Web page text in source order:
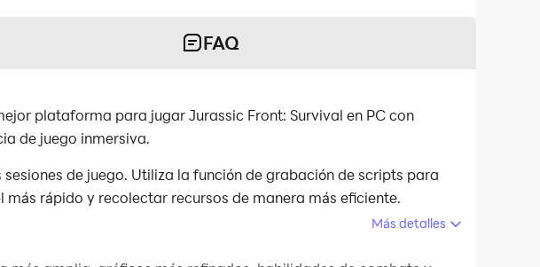
FAQ
plataforma para jugar Jurassic Front: Survival en PC con
de juego inmersiva.
de juego. Utiliza la función de grabación de scripts para
rápido y recolectar recursos de manera más eficiente.
Más detalles